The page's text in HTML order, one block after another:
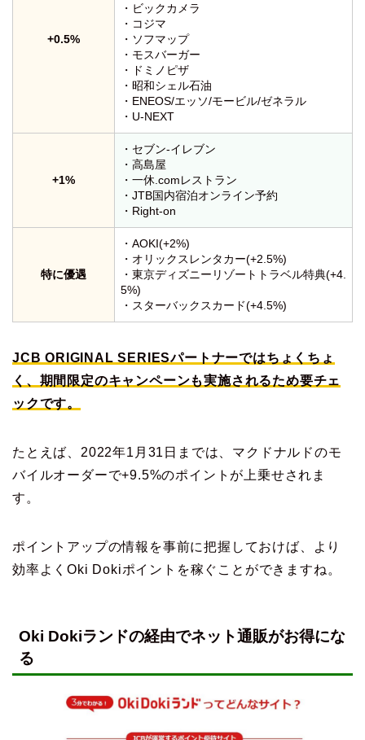
+0.5%
・ビックカメラ
・コジマ
・ソフマップ
・モスバーガー
・ドミノピザ
・昭和シェル石油
・ENEOS/エッソ/モービル/ゼネラル
・U-NEXT
+1%
・セブン-イレブン
・高島屋
・一休.comレストラン
・JTB国内宿泊オンライン予約
・Right-on
特に優遇
・AOKI(+2%)
・オリックスレンタカー(+2.5%)
・東京ディズニーリゾートトラベル特典(+4.
5%)
・スターバックスカード(+4.5%)
JCB ORIGINAL SERIESパートナーではちょくちょ
く、期間限定のキャンペーンも実施されるため要チェ
ックです。
たとえば、2022年1月31日までは、マクドナルドのモ
バイルオーダーで+9.5%のポイントが上乗せされま
す。
ポイントアップの情報を事前に把握しておけば、より
効率よくOki Dokiポイントを稼ぐことができますね。
Oki Dokiランドの経由でネット通販がお得にな
る